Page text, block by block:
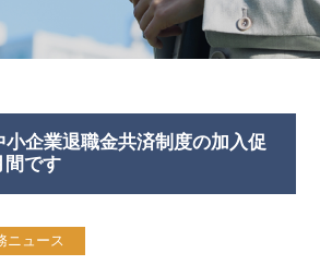
小企業退職金共済制度の加入促
間です
ニュース